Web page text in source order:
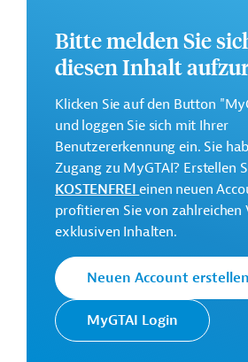
1Millionen Euro (Zuschuss;
vorgesehen)
Kontaktadressen
KfW
Entwicklungsbank
Die KfW
die
(FZ)
Bank sind die
bei ihrem
Bitte melden Sie
diesen Inhalt
Klicken Sie auf den Button
und loggen Sie sich mit Ihrer
Benutzererkennung ein. Sie
Zugang zu MyGTAI? Erstellen
KOSTENFREIeinen neuen
profitieren Sie von zahlreichen
exklusiven Inhalten.
Neuen Account erstellen
MyGTAI Login